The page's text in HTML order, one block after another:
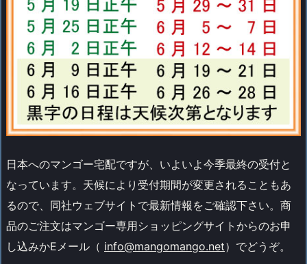
日本へのマンゴー宅配ですが、いよいよ今季最終の受付と
なっています。天候により受付期間が変更されることもあ
るので、同社ウェブサイトで最新情報をご確認下さい。商
品のご注文はマンゴー専用ショッピングサイトからのお申
し込みかEメール（ info@mangomango.net）でどうぞ。